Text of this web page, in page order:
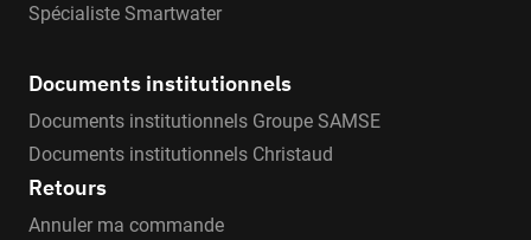
Spécialiste Smartwater
Documents institutionnels
Documents institutionnels Groupe SAMSE
Documents institutionnels Christaud
Retours
Annuler ma commande